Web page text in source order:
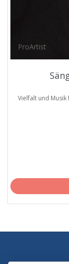
ProArtist
Vielfalt und